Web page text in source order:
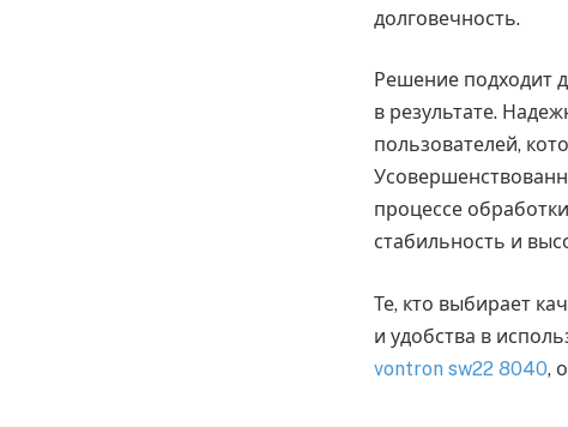
долговечность.
Решение подходит
в результате.
пользователей,
процессе
стабильность и
Те, кто выбирает
и удобства в
vontron sw22 8040,